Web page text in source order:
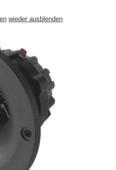
wieder ausblenden